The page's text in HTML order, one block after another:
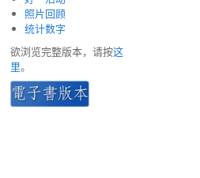
照片回顾
统计数字
欲浏览完整版本，请按这
里。